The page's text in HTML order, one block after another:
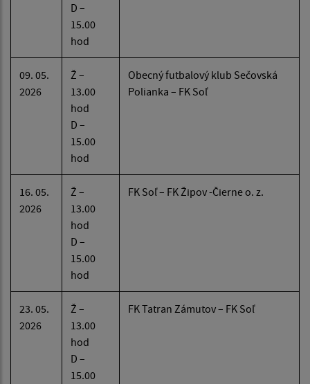
D –
15.00
hod
09. 05.
2026
Ž –
13.00
hod
D –
15.00
hod
Obecný futbalový klub Sečovská
Polianka – FK Soľ
16. 05.
2026
Ž –
13.00
hod
D –
15.00
hod
FK Soľ – FK Žipov -Čierne o. z.
23. 05.
2026
Ž –
13.00
hod
D –
15.00
FK Tatran Zámutov – FK Soľ